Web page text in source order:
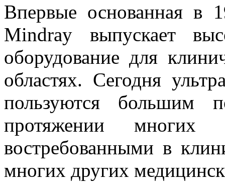
Впервые основанная в
Mindray выпускает
оборудование для
областях. Сегодня
пользуются большим
протяжении
востребованными в
многих других